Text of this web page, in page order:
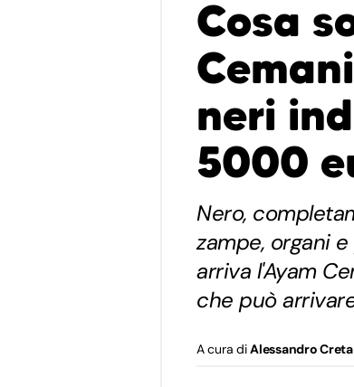
Cosa
neri
5000
Nero,
zampe, organi
arriva l'Ayam
che può
A cura diAlessandro Creta